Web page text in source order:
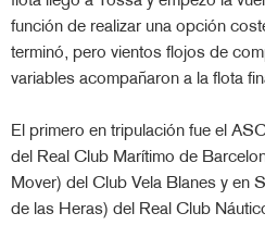
función de realizar una opción
terminó, pero vientos flojos de
variables acompañaron a la flota
El primero en tripulación fue el
del Real Club Marítimo de
Mover) del Club Vela Blanes y en
de las Heras) del Real Club